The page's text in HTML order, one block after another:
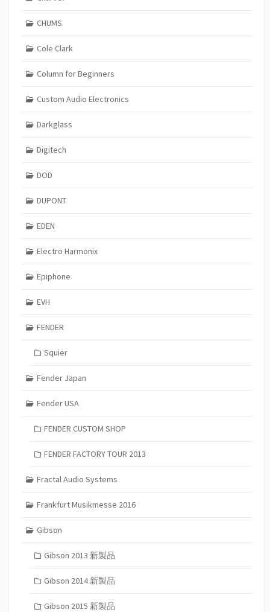
CHUMS
Cole Clark
Column for Beginners
Custom Audio Electronics
Darkglass
Digitech
DOD
DUPONT
EDEN
Electro Harmonix
Epiphone
EVH
FENDER
Squier
Fender Japan
Fender USA
FENDER CUSTOM SHOP
FENDER FACTORY TOUR 2013
Fractal Audio Systems
Frankfurt Musikmesse 2016
Gibson
Gibson 2013 新製品
Gibson 2014 新製品
Gibson 2015 新製品